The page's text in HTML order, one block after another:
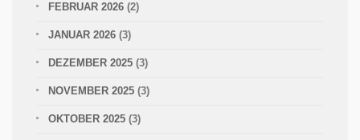
FEBRUAR 2026 (2)
JANUAR 2026 (3)
DEZEMBER 2025 (3)
NOVEMBER 2025 (3)
OKTOBER 2025 (3)